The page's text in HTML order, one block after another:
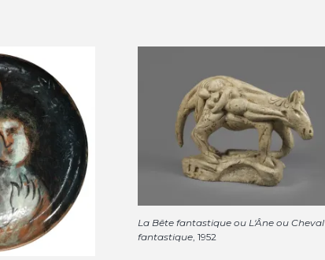
La Bête fantastique ou L'Âne ou Cheval
fantastique, 1952